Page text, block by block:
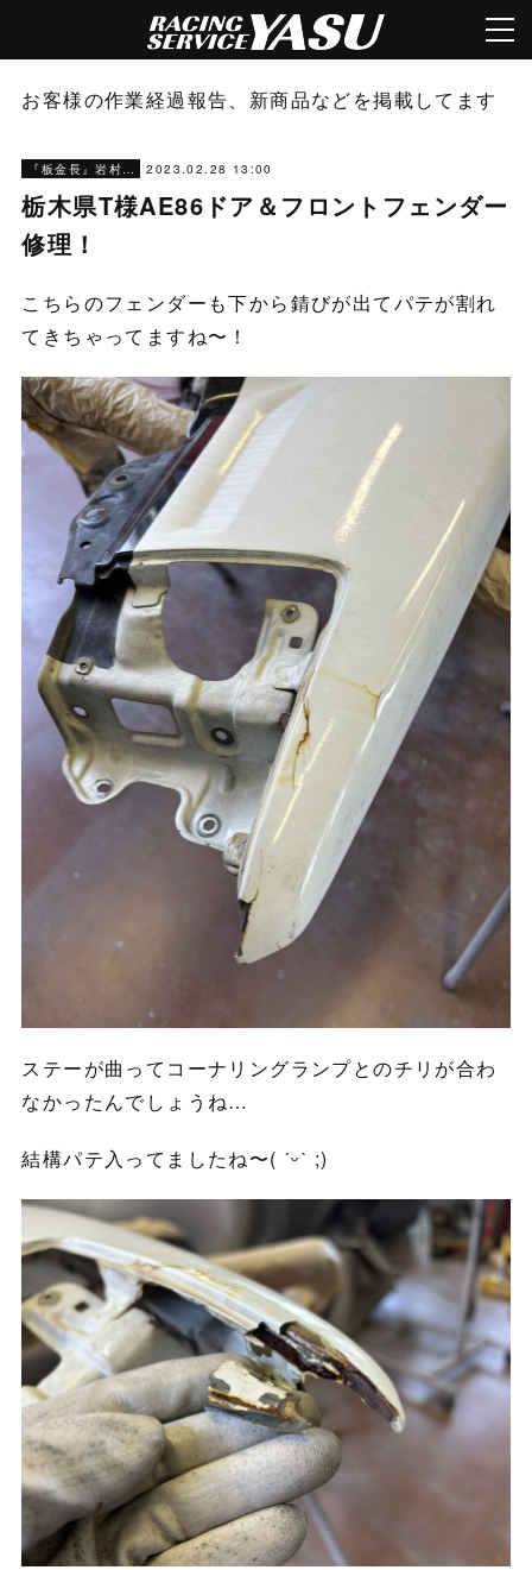
お客様の作業経過報告、新商品などを掲載してます
『板金長』岩村ブログ 2023.02.28 13:00
栃木県T様AE86ドア＆フロントフェンダー
修理！
こちらのフェンダーも下から錆びが出てパテが割れ
てきちゃってますね〜！
ステーが曲ってコーナリングランプとのチリが合わ
なかったんでしょうね…
結構パテ入ってましたね〜( ˊᵕˋ ;)